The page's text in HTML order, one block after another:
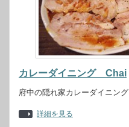
カレーダイニング Chai
府中の隠れ家カレーダイニング
詳細を見る